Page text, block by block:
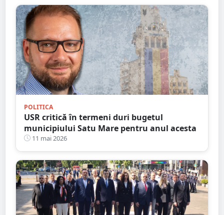
POLITICA
USR critică în termeni duri bugetul
municipiului Satu Mare pentru anul acesta
11 mai 2026